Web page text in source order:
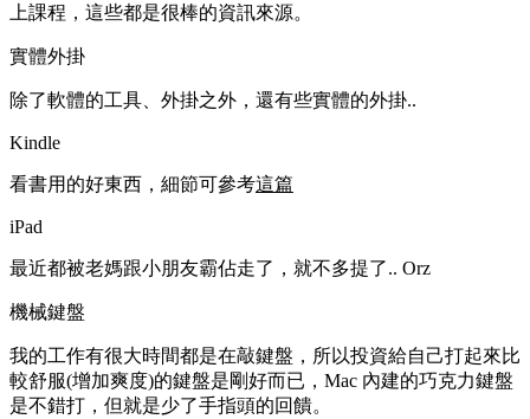
上課程，這些都是很棒的資訊來源。
實體外掛
除了軟體的工具、外掛之外，還有些實體的外掛..
Kindle
看書用的好東西，細節可參考這篇
iPad
最近都被老媽跟小朋友霸佔走了，就不多提了.. Orz
機械鍵盤
我的工作有很大時間都是在敲鍵盤，所以投資給自己打起來比
較舒服(增加爽度)的鍵盤是剛好而已，Mac 內建的巧克力鍵盤
是不錯打，但就是少了手指頭的回饋。